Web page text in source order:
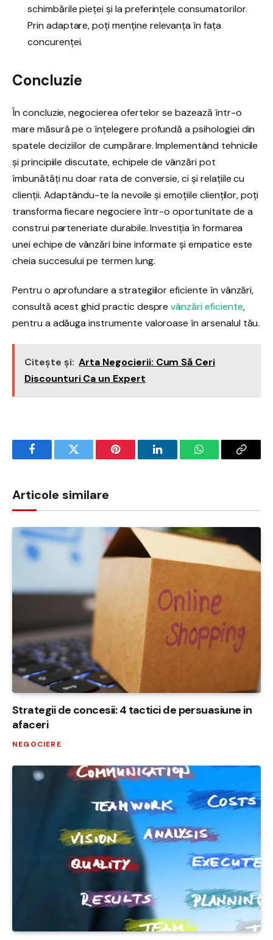
schimbările pieței și la preferințele consumatorilor.
Prin adaptare, poți menține relevanța în fața
concurenței.
Concluzie
În concluzie, negocierea ofertelor se bazează într-o
mare măsură pe o înțelegere profundă a psihologiei din
spatele deciziilor de cumpărare. Implementând tehnicile
și principiile discutate, echipele de vânzări pot
îmbunătăți nu doar rata de conversie, ci și relațiile cu
clienții. Adaptându-te la nevoile și emoțiile clienților, poți
transforma fiecare negociere într-o oportunitate de a
construi parteneriate durabile. Investiția în formarea
unei echipe de vânzări bine informate și empatice este
cheia succesului pe termen lung.
Pentru o aprofundare a strategiilor eficiente în vânzări,
consultă acest ghid practic desprevânzări eficiente,
pentru a adăuga instrumente valoroase în arsenalul tău.
Citește și: Arta Negocierii: Cum Să Ceri
Discounturi Ca un Expert
FacebookTwitter Pinterest LinkedInWhatsAppCopy
Articole similare
Strategii de concesii: 4 tactici de persuasiune in
afaceri
NEGOCIERE